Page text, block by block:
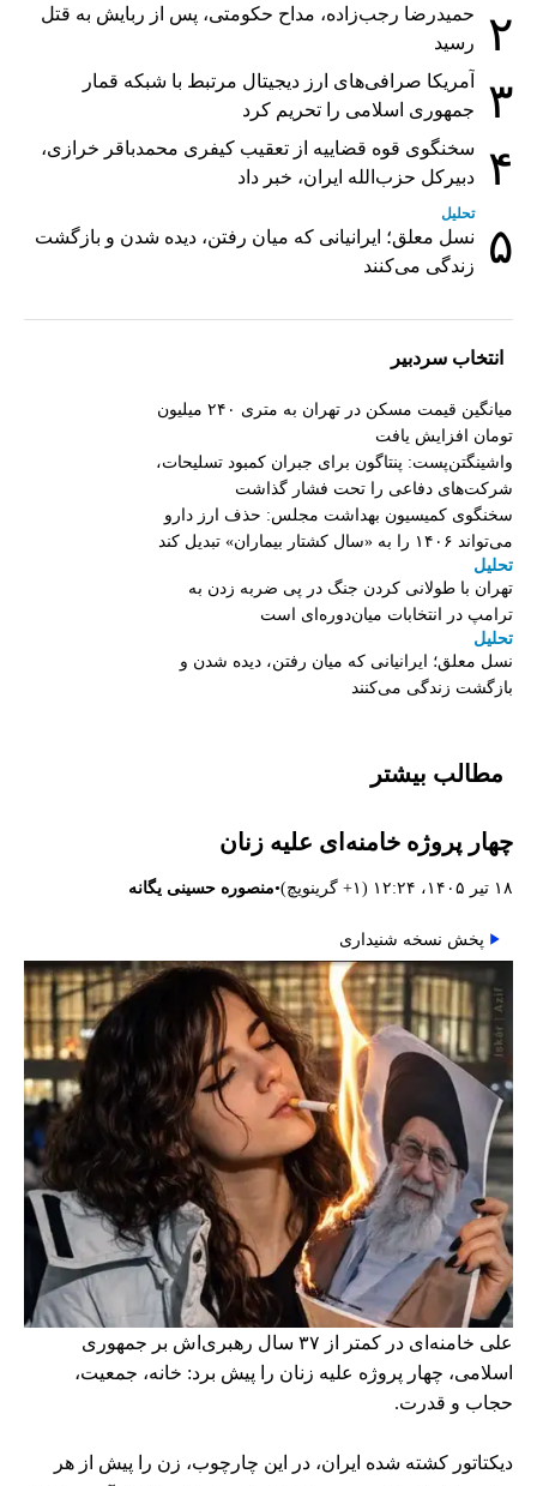
۲
حمیدرضا رجب‌زاده، مداح حکومتی، پس از ربایش به قتل
رسید
۳
آمریکا صرافی‌های ارز دیجیتال مرتبط با شبکه قمار
جمهوری اسلامی را تحریم کرد
۴
سخنگوی قوه قضاییه از تعقیب کیفری محمدباقر خرازی،
دبیر‌کل حزب‌الله ایران، خبر داد
۵
تحلیل
نسل معلق؛ ایرانیانی که میان رفتن، دیده شدن و بازگشت
زندگی می‌کنند
انتخاب سردبیر
میانگین قیمت مسکن در تهران به متری ۲۴۰ میلیون
تومان افزایش یافت
واشینگتن‌پست: پنتاگون برای جبران کمبود تسلیحات،
شرکت‌های دفاعی را تحت فشار گذاشت
سخنگوی کمیسیون بهداشت مجلس: حذف ارز دارو
می‌تواند ۱۴۰۶ را به «سال کشتار بیماران» تبدیل کند
تحلیل
تهران با طولانی کردن جنگ در پی ضربه زدن به
ترامپ در انتخابات میان‌دوره‌ای است
تحلیل
نسل معلق؛ ایرانیانی که میان رفتن، دیده شدن و
بازگشت زندگی می‌کنند
مطالب بیشتر
چهار پروژه‌ خامنه‌ای علیه زنان
۱۸ تیر ۱۴۰۵، ۱۲:۲۴ (‎+۱ گرینویچ) •منصوره حسینی یگانه
پخش نسخه شنیداری
علی خامنه‌ای در کمتر از ۳۷ سال رهبری‌اش بر جمهوری
اسلامی، چهار پروژه علیه زنان را پیش برد: خانه، جمعیت،
حجاب و قدرت.
دیکتاتور کشته شده ایران، در این چارچوب، زن را پیش از هر